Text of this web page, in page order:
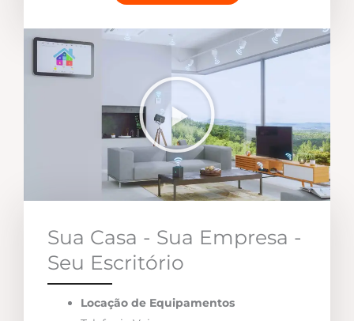
Sua Casa - Sua Empresa -
Seu Escritório
Locação de Equipamentos